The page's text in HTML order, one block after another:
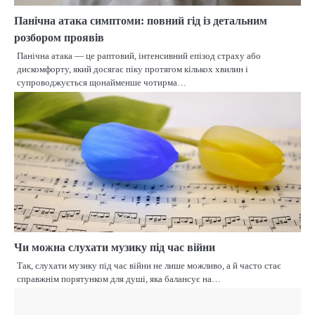
Панічна атака симптоми: повний гід із детальним
розбором проявів
Панічна атака — це раптовий, інтенсивний епізод страху або
дискомфорту, який досягає піку протягом кількох хвилин і
супроводжується щонайменше чотирма…
Чи можна слухати музику під час війни
Так, слухати музику під час війни не лише можливо, а й часто стає
справжнім порятунком для душі, яка балансує на…